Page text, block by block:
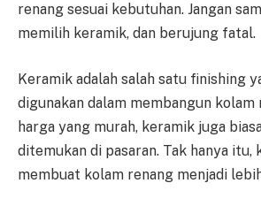
renang sesuai kebutuhan. Jangan
memilih keramik, dan berujung fatal.
Keramik adalah salah satu finishing
digunakan dalam membangun kolam
harga yang murah, keramik juga
ditemukan di pasaran. Tak hanya itu,
membuat kolam renang menjadi